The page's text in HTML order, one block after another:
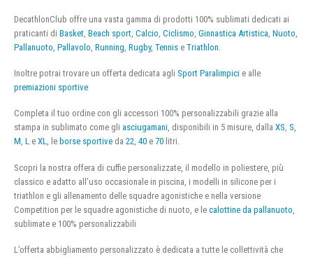
DecathlonClub offre una vasta gamma di prodotti 100% sublimati dedicati ai
praticanti di Basket Beach sport Calcio Ciclismo Ginnastica Artistica Nuoto
Pallanuoto Pallavolo Running Rugby, Tennis e Triathlon
Inoltre potrai trovare un offerta dedicata agli Sport Paralimpici e alle
premiazioni sportive
Completa il tuo ordine con gli accessori 100% personalizzabili grazie alla
stampa in sublimato come gli asciugamani, disponibili in 5 misure, dalla XS, S,
M, L e XL, le borse sportive da 22, 40 e 70 litri.
Scopri la nostra offera di cuffie personalizzate, il modello in poliestere, più
classico e adatto all’uso occasionale in piscina, i modelli in silicone per i
triathlon e gli allenamento delle squadre agonistiche e nella versione
Competition per le squadre agonistiche di nuoto, e le calottine da pallanuoto
sublimate e 100% personalizzabili
L’offerta abbigliamento personalizzato è dedicata a tutte le collettività che